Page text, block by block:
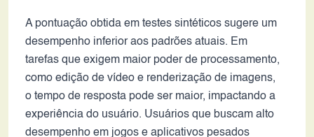
A pontuação obtida em testes sintéticos sugere um
desempenho inferior aos padrões atuais. Em
tarefas que exigem maior poder de processamento,
como edição de vídeo e renderização de imagens,
o tempo de resposta pode ser maior, impactando a
experiência do usuário. Usuários que buscam alto
desempenho em jogos e aplicativos pesados